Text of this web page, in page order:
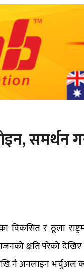
समर्थन
विकसित र ठूला
क्षति परेको
नै अनलाइन भर्चुअल